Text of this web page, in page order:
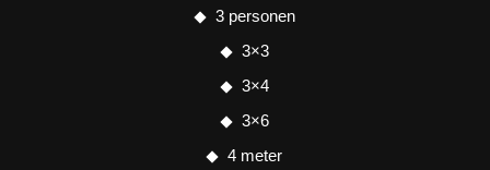
3 personen
3×3
3×4
3×6
4 meter